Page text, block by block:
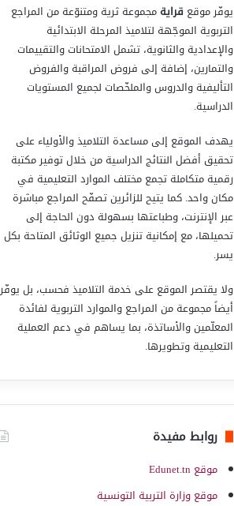
يوفّر موقع قرايةمجموعة ثرية ومتنوّعة من المراجع
التربوية الموجّهة لتلاميذ المرحلة الابتدائية
والإعدادية والثانوية، تشمل الامتحانات والتقييمات
والتمارين، إضافة إلى فروض المراقبة والفروض
التأليفية والدروس والملخّصات لجميع المستويات
الدراسية.
يهدف الموقع إلى مساعدة التلاميذ والأولياء على
تحقيق أفضل النتائج الدراسية من خلال توفير مكتبة
رقمية متكاملة تجمع مختلف الموارد التعليمية في
مكان واحد. كما يتيح للزائرين تصفّح المراجع مباشرة
عبر الإنترنت، وطباعتها بسهولة دون الحاجة إلى
تحميلها، مع إمكانية تنزيل جميع الوثائق المتاحة بكل
يسر.
ولا يقتصر الموقع على خدمة التلاميذ فحسب، بل يوفّر
أيضاً مجموعة من المراجع والموارد التربوية لفائدة
المعلّمين والأساتذة، بما يساهم في دعم العملية
التعليمية وتطويرها.
روابط مفيدة
موقع Edunet.tn
موقع وزارة التربية التونسية